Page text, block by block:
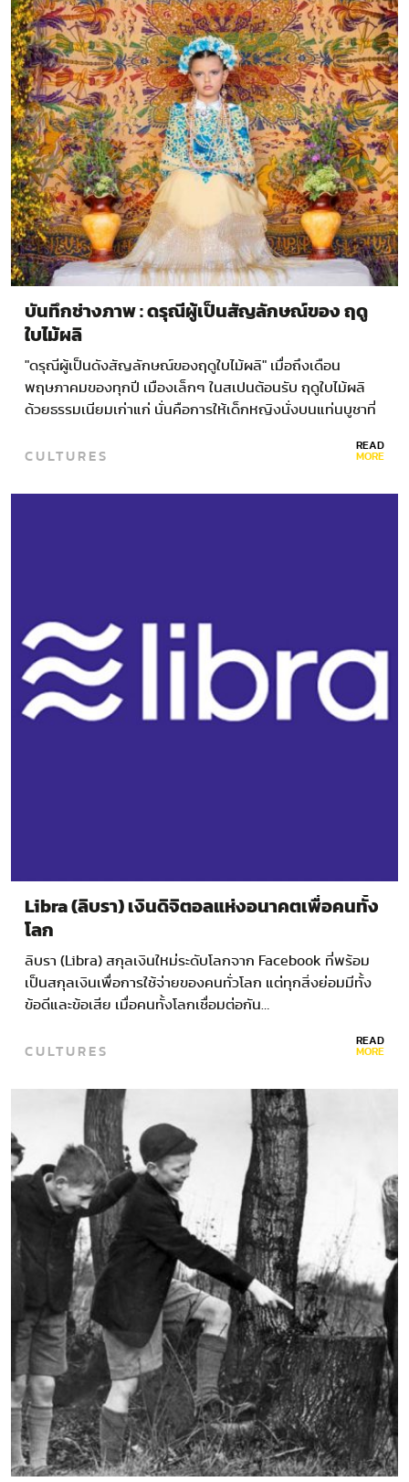
บันทึกช่างภาพ : ดรุณีผู้เป็นสัญลักษณ์ของ ฤดู
ใบไม้ผลิ
"ดรุณีผู้เป็นดังสัญลักษณ์ของฤดูใบไม้ผลิ" เมื่อถึงเดือน
พฤษภาคมของทุกปี เมืองเล็กๆ ในสเปนต้อนรับ ฤดูใบไม้ผลิ
ด้วยธรรมเนียมเก่าแก่ นั่นคือการให้เด็กหญิงนั่งบนแท่นบูชาที่
CULTURES READ
MORE
Libra (ลิบรา) เงินดิจิตอลแห่งอนาคตเพื่อคนทั้ง
โลก
ลิบรา (Libra) สกุลเงินใหม่ระดับโลกจาก Facebook ที่พร้อม
เป็นสกุลเงินเพื่อการใช้จ่ายของคนทั่วโลก แต่ทุกสิ่งย่อมมีทั้ง
ข้อดีและข้อเสีย เมื่อคนทั้งโลกเชื่อมต่อกัน…
CULTURES READ
MORE